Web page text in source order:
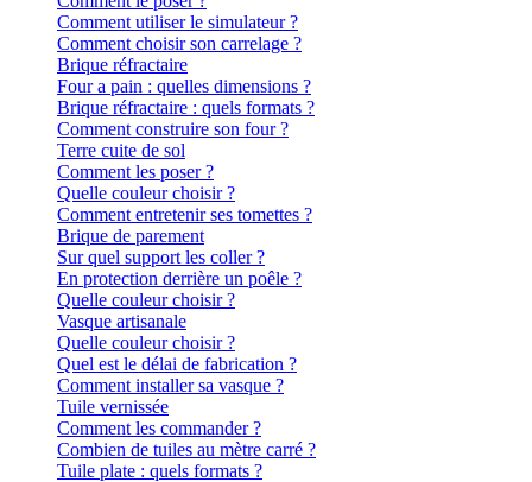
Comment utiliser le simulateur ?
Comment choisir son carrelage ?
Brique réfractaire
Four a pain : quelles dimensions ?
Brique réfractaire : quels formats ?
Comment construire son four ?
Terre cuite de sol
Comment les poser ?
Quelle couleur choisir ?
Comment entretenir ses tomettes ?
Brique de parement
Sur quel support les coller ?
En protection derrière un poêle ?
Quelle couleur choisir ?
Vasque artisanale
Quelle couleur choisir ?
Quel est le délai de fabrication ?
Comment installer sa vasque ?
Tuile vernissée
Comment les commander ?
Combien de tuiles au mètre carré ?
Tuile plate : quels formats ?